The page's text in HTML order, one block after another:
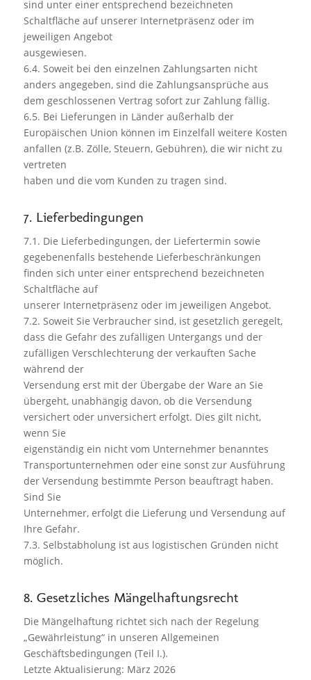
sind unter einer entsprechend bezeichneten
Schaltfläche auf unserer Internetpräsenz oder im
jeweiligen Angebot
ausgewiesen.
6.4. Soweit bei den einzelnen Zahlungsarten nicht
anders angegeben, sind die Zahlungsansprüche aus
dem geschlossenen Vertrag sofort zur Zahlung fällig.
6.5. Bei Lieferungen in Länder außerhalb der
Europäischen Union können im Einzelfall weitere Kosten
anfallen (z.B. Zölle, Steuern, Gebühren), die wir nicht zu
vertreten
haben und die vom Kunden zu tragen sind.
7. Lieferbedingungen
7.1. Die Lieferbedingungen, der Liefertermin sowie
gegebenenfalls bestehende Lieferbeschränkungen
finden sich unter einer entsprechend bezeichneten
Schaltfläche auf
unserer Internetpräsenz oder im jeweiligen Angebot.
7.2. Soweit Sie Verbraucher sind, ist gesetzlich geregelt,
dass die Gefahr des zufälligen Untergangs und der
zufälligen Verschlechterung der verkauften Sache
während der
Versendung erst mit der Übergabe der Ware an Sie
übergeht, unabhängig davon, ob die Versendung
versichert oder unversichert erfolgt. Dies gilt nicht,
wenn Sie
eigenständig ein nicht vom Unternehmer benanntes
Transportunternehmen oder eine sonst zur Ausführung
der Versendung bestimmte Person beauftragt haben.
Sind Sie
Unternehmer, erfolgt die Lieferung und Versendung auf
Ihre Gefahr.
7.3. Selbstabholung ist aus logistischen Gründen nicht
möglich.
8. Gesetzliches Mängelhaftungsrecht
Die Mängelhaftung richtet sich nach der Regelung
„Gewährleistung“ in unseren Allgemeinen
Geschäftsbedingungen (Teil I.).
Letzte Aktualisierung: März 2026